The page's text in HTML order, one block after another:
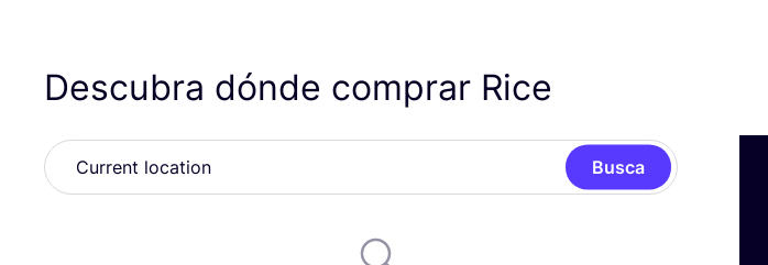
Descubra dónde comprar Rice
Busca